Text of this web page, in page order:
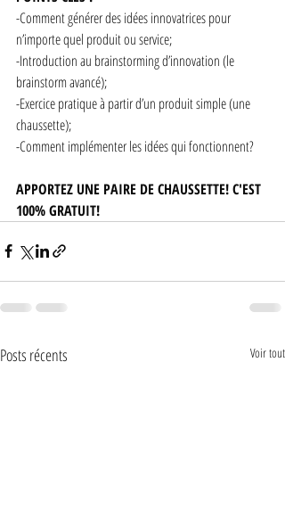
-Comment générer des idées innovatrices pour
n’importe quel produit ou service;
-Introduction au brainstorming d’innovation (le
brainstorm avancé);
-Exercice pratique à partir d’un produit simple (une
chaussette);
-Comment implémenter les idées qui fonctionnent?
APPORTEZ UNE PAIRE DE CHAUSSETTE! C'EST
100% GRATUIT!
Posts récents Voir tout